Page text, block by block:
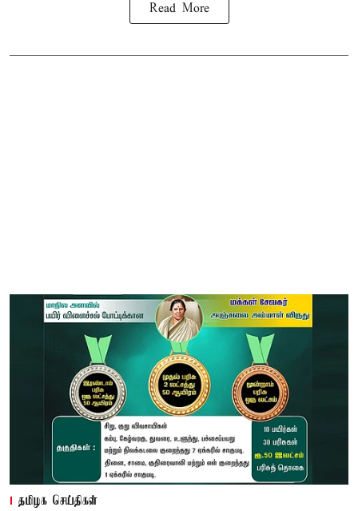
Read More
தமிழக செய்திகள்